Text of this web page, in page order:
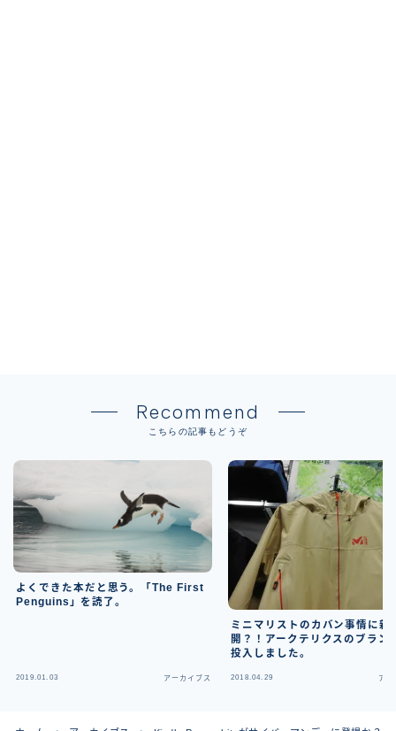
Recommend
こちらの記事もどうぞ
よくできた本だと思う。「The First
Penguins」を読了。
2019.01.03 アーカイブス
ミニマリストのカバン事情に新
開？！アークテリクスのブラン
投入しました。
2018.04.29 アー